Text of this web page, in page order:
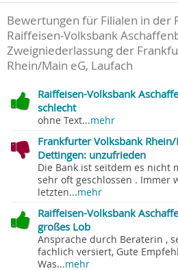
Bewertungen für Filialen in der
Raiffeisen-Volksbank
Zweigniederlassung der
Rhein/Main eG, Laufach
Raiffeisen-Volksbank
schlecht
ohne Text...mehr
Frankfurter Volksbank
Dettingen: unzufrieden
Die Bank ist seitdem es nicht
sehr oft geschlossen . Immer
letzten...mehr
Raiffeisen-Volksbank
großes Lob
Ansprache durch Beraterin ,
fachlich versiert, Gute
Was...mehr